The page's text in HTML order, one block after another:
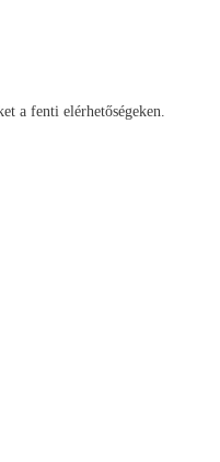
a fenti elérhetőségeken.